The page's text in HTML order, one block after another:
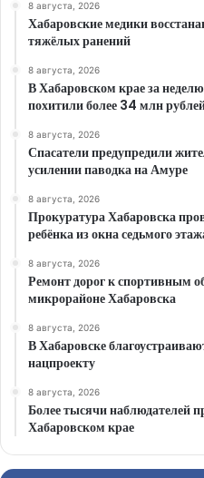
8 августа, 2026
Хабаровские медики
тяжёлых ранений
8 августа, 2026
В Хабаровском крае за
похитили более 34 млн
8 августа, 2026
Спасатели предупредили
усилении паводка на Амуре
8 августа, 2026
Прокуратура Хабаровска
ребёнка из окна седьмого
8 августа, 2026
Ремонт дорог к спортивным
микрорайоне Хабаровска
8 августа, 2026
В Хабаровске
нацпроекту
8 августа, 2026
Более тысячи наблюдателей
Хабаровском крае